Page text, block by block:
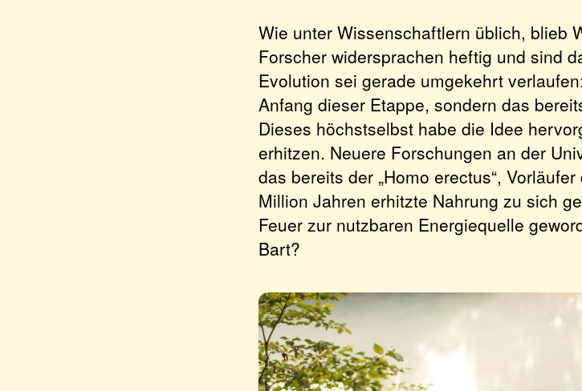
Wie unter Wissenschaftlern üblich, blieb
Forscher widersprachen heftig und sind
Evolution sei gerade umgekehrt
Anfang dieser Etappe, sondern das
Dieses höchstselbst habe die Idee
erhitzen. Neuere Forschungen an der
das bereits der „Homo erectus“,
Million Jahren erhitzte Nahrung zu sich
Feuer zur nutzbaren Energiequelle
Bart?